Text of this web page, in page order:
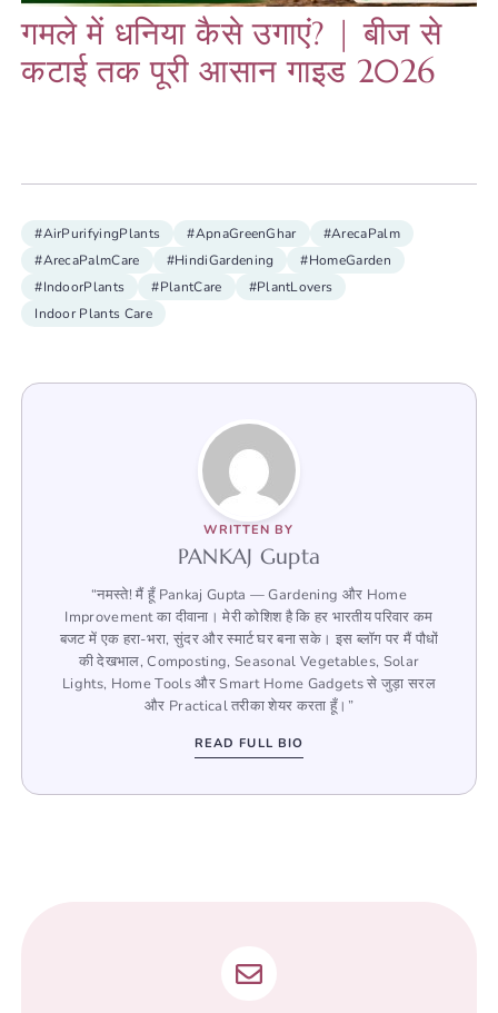
गमले में धनिया कैसे उगाएं? | बीज से
कटाई तक पूरी आसान गाइड 2026
#AirPurifyingPlants #ApnaGreenGhar
#ArecaPalm
#ArecaPalmCare
#HindiGardening
#HomeGarden
#IndoorPlants
#PlantCare
#PlantLovers
Indoor Plants Care
WRITTEN BY
PANKAJ Gupta
“नमस्ते! मैं हूँ Pankaj Gupta — Gardening और Home
Improvement का दीवाना। मेरी कोशिश है कि हर भारतीय परिवार कम
बजट में एक हरा-भरा, सुंदर और स्मार्ट घर बना सके। इस ब्लॉग पर मैं पौधों
की देखभाल, Composting, Seasonal Vegetables, Solar
Lights, Home Tools और Smart Home Gadgets से जुड़ा सरल
और Practical तरीका शेयर करता हूँ।”
READ FULL BIO